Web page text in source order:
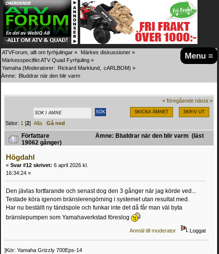
Menu ≡
ATVForum, allt om fyrhjulingar » Märkes diskussioner »
Märkesspecifikt ATV Quad Fyrhjuling »
Yamaha (Moderatorer: Rickard Marklund cARLBOM) »
Ämne: Bluddrar när den blir varm
« föregående nästa »
SKICKA ÄMNET SKRIV UT
Sidor: 1 [2]Alla Gå ned
Författare
Ämne: Bluddrar när den blir varm (läst
19062 gånger)
Högdahl
« Svar #12 skrivet: 6 april 2026 kl.
16:34:24 »
Den jävlas fortfarande och senast dog den 3 gånger när jag körde ved...
Testade köra igenom bränslerengörning i systemet utan resultat med.
Har nu beställt ny tändspole och funkar inte det då får man väl byta
bränslepumpen som Yamahaverkstad föreslog
Anmäl till moderator Loggat
]Kör: Yamaha Grizzly 700Eps-14